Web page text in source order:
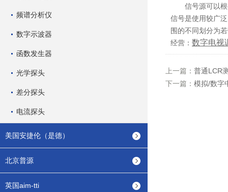
频谱分析仪
数字示波器
函数发生器
光学探头
差分探头
电流探头
美国安捷伦（是德）
北京普源
英国aim-tti
信号源可以根
信号是使用较广
围的不同划分为
经营： 数字电视
上一篇： 普通LCR
下一篇： 模拟/数字